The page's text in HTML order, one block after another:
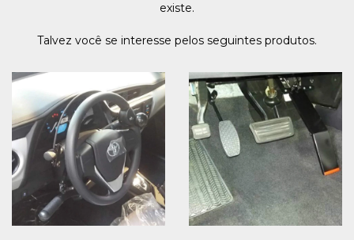
existe.
Talvez você se interesse pelos seguintes produtos.